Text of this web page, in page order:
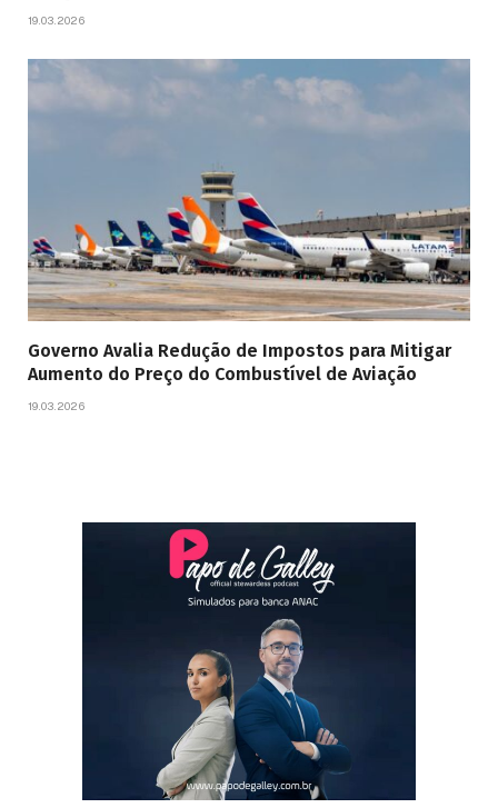
19.03.2026
Governo Avalia Redução de Impostos para Mitigar
Aumento do Preço do Combustível de Aviação
19.03.2026